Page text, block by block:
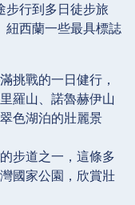
步行到多日徒步旅
紐西蘭一些最具標誌
挑戰的一日健行，
羅山、諾魯赫伊山
色湖泊的壯麗景
步道之一，這條多
國家公園，欣賞壯